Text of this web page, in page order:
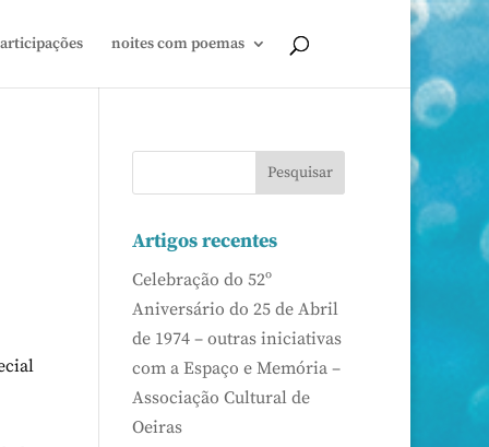
noites com poemas
Artigos recentes
Celebração do 52º
Aniversário do 25 de Abril
de 1974 – outras iniciativas
com a Espaço e Memória –
Associação Cultural de
Oeiras